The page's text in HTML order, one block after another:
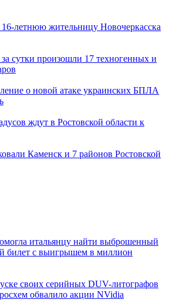
летнюю жительницу Новочеркасска
сутки произошли 17 техногенных и
о новой атаке украинских БПЛА
ждут в Ростовской области к
Каменск и 7 районов Ростовской
итальянцу найти выброшенный
билет с выигрышем в миллион
своих серийных DUV-литографов
обвалило акции NVidia